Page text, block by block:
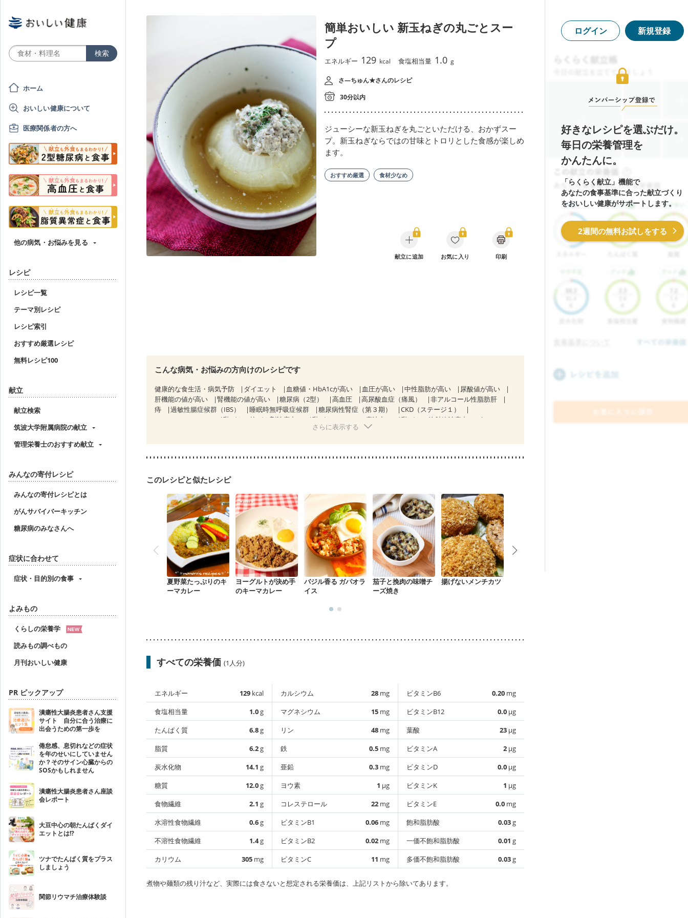
ホーム
おいしい健康について
医療関係者の方へ
他の病気・お悩みを見る
レシピ
レシピ一覧
テーマ別レシピ
レシピ索引
おすすめ厳選レシピ
無料レシピ100
献立
献立検索
筑波大学附属病院の献立
管理栄養士のおすすめ献立
みんなの寄付レシピ
みんなの寄付レシピとは
がんサバイバーキッチン
糖尿病のみなさんへ
症状に合わせて
症状・目的別の食事
よみもの
くらしの栄養学
読みもの調べもの
月刊おいしい健康
PR ピックアップ
潰瘍性大腸炎患者さん支援
サイト 自分に合う治療に
出会うための第一歩を
倦怠感、息切れなどの症状
を年のせいにしていません
か？そのサイン心臓からの
SOSかもしれません
潰瘍性大腸炎患者さん座談
会レポート
大豆中心の朝たんぱくダイ
エットとは!?
ツナでたんぱく質をプラス
しましょう
関節リウマチ治療体験談
簡単おいしい 新玉ねぎの丸ごとスー
プ
エネルギー 129 kcal 食塩相当量 1.0 g
さ—ちゅん★さんのレシピ
30分以内
ジューシーな新玉ねぎを丸ごといただける、おかずスー
プ。新玉ねぎならではの甘味とトロリとした食感が楽しめ
ます。
おすすめ厳選 食材少なめ
献立に追加 お気に入り 印刷
こんな病気・お悩みの方向けのレシピです
健康的な食生活・病気予防 ダイエット 血糖値・HbA1cが高い 血圧が高い 中性脂肪が高い
尿酸値が高い
肝機能の値が高い
腎機能の値が高い 糖尿病（2型） 高血圧 高尿酸血症（痛風）
非アルコール性脂肪肝
痔
過敏性腸症候群（IBS） 睡眠時無呼吸症候群 糖尿病性腎症（第３期）
CKD（ステージ１）
CKD（ステージ２）
乳がん（抗がん剤治療中） 乳がん（ホルモン療法中）
乳がん（放射線治療中）
味の感じ方が変わった
産後（ミルク）
骨折 骨粗しょう症 関節リウマチ 乾癬 フレイル（年齢に合わせた体作り）
低栄養予防
さらに表示する
このレシピと似たレシピ
夏野菜たっぷりのキ
ーマカレー
ヨーグルトが決め手
のキーマカレー
バジル香る ガパオラ
イス
茄子と挽肉の味噌チ
ーズ焼き
揚げないメンチカツ
すべての栄養価 (1人分)
エネルギー 129 kcal
食塩相当量
1.0g
たんぱく質
6.8g
脂質
6.2g
炭水化物
14.1 g
糖質
12.0g
食物繊維
2.1 g
水溶性食物繊維
0.6g
不溶性食物繊維
1.4g
カリウム
305 mg
カルシウム 28 mg
マグネシウム
15 mg
リン
48 mg
鉄
0.5 mg
亜鉛
0.3 mg
ヨウ素
1 µg
コレステロール
22 mg
ビタミンB1
0.06 mg
ビタミンB2
0.02 mg
ビタミンC
11 mg
ビタミンB6 0.20 mg
ビタミンB12
0.0 µg
葉酸
23 µg
ビタミンA
2 µg
ビタミンD
0.0 µg
ビタミンK
1 µg
ビタミンE
0.0 mg
飽和脂肪酸
0.03g
一価不飽和脂肪酸
0.01 g
多価不飽和脂肪酸
0.03g
煮物や麺類の残り汁など、実際には食さないと想定される栄養価は、上記リストから除いてあります。
ログイン 新規登録
好きなレシピを選ぶだけ。
毎日の栄養管理を
かんたんに。
「らくらく献立」機能で
あなたの食事基準に合った献立づくり
をおいしい健康がサポートします。
2週間の無料お試しをする